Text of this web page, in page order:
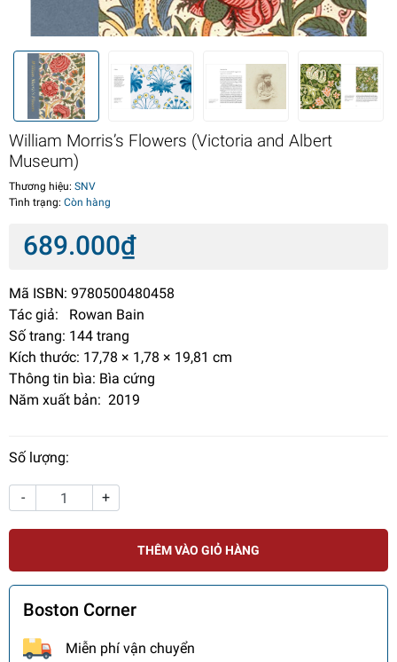
William Morris’s Flowers (Victoria and Albert
Museum)
Thương hiệu: SNV
Tình trạng: Còn hàng
689.000₫
Mã ISBN: 9780500480458
Tác giả: Rowan Bain
Số trang: 144 trang
Kích thước: 17,78 × 1,78 × 19,81 cm
Thông tin bìa: Bìa cứng
Năm xuất bản: 2019
Số lượng:
- +
THÊM VÀO GIỎ HÀNG
Boston Corner
Miễn phí vận chuyển